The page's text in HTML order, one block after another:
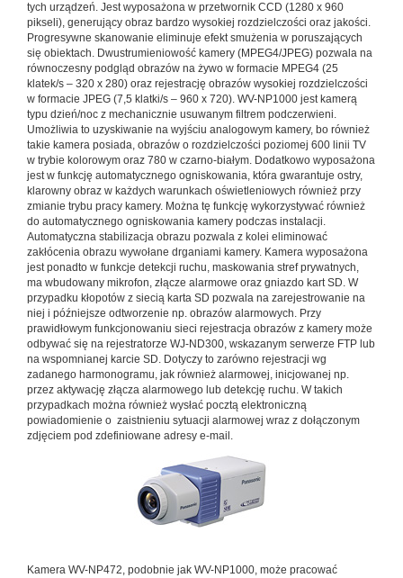
tych urządzeń. Jest wyposażona w przetwornik CCD (1280 x 960
pikseli), generujący obraz bardzo wysokiej rozdzielczości oraz jakości.
Progresywne skanowanie eliminuje efekt smużenia w poruszających
się obiektach. Dwustrumieniowość kamery (MPEG4/JPEG) pozwala na
równoczesny podgląd obrazów na żywo w formacie MPEG4 (25
klatek/s – 320 x 280) oraz rejestrację obrazów wysokiej rozdzielczości
w formacie JPEG (7,5 klatki/s – 960 x 720). WV-NP1000 jest kamerą
typu dzień/noc z mechanicznie usuwanym filtrem podczerwieni.
Umożliwia to uzyskiwanie na wyjściu analogowym kamery, bo również
takie kamera posiada, obrazów o rozdzielczości poziomej 600 linii TV
w trybie kolorowym oraz 780 w czarno-białym. Dodatkowo wyposażona
jest w funkcję automatycznego ogniskowania, która gwarantuje ostry,
klarowny obraz w każdych warunkach oświetleniowych również przy
zmianie trybu pracy kamery. Można tę funkcję wykorzystywać również
do automatycznego ogniskowania kamery podczas instalacji.
Automatyczna stabilizacja obrazu pozwala z kolei eliminować
zakłócenia obrazu wywołane drganiami kamery. Kamera wyposażona
jest ponadto w funkcje detekcji ruchu, maskowania stref prywatnych,
ma wbudowany mikrofon, złącze alarmowe oraz gniazdo kart SD. W
przypadku kłopotów z siecią karta SD pozwala na zarejestrowanie na
niej i późniejsze odtworzenie np. obrazów alarmowych. Przy
prawidłowym funkcjonowaniu sieci rejestracja obrazów z kamery może
odbywać się na rejestratorze WJ-ND300, wskazanym serwerze FTP lub
na wspomnianej karcie SD. Dotyczy to zarówno rejestracji wg
zadanego harmonogramu, jak również alarmowej, inicjowanej np.
przez aktywację złącza alarmowego lub detekcję ruchu. W takich
przypadkach można również wysłać pocztą elektroniczną
powiadomienie o zaistnieniu sytuacji alarmowej wraz z dołączonym
zdjęciem pod zdefiniowane adresy e-mail.
Kamera WV-NP472, podobnie jak WV-NP1000, może pracować